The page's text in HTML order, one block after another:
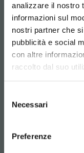
analizzare il nostro
informazioni sul
nostri partner che
pubblicità e social
con altre
raccolto dal suo
delNecessari
Preferenze
Scegli il
lingua per